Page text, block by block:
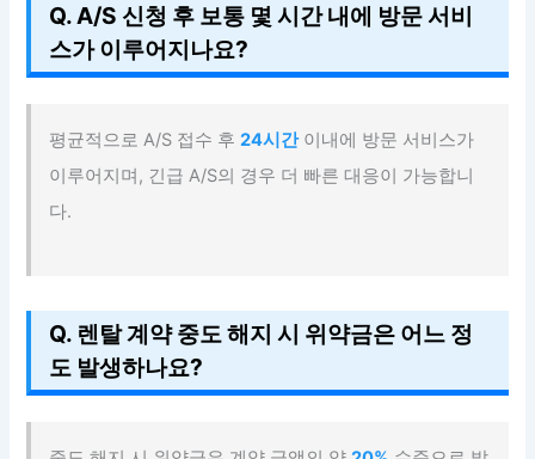
Q. A/S 신청 후 보통 몇 시간 내에 방문 서비
스가 이루어지나요?
평균적으로 A/S 접수 후24시간이내에 방문 서비스가
이루어지며, 긴급 A/S의 경우 더 빠른 대응이 가능합니
다.
Q. 렌탈 계약 중도 해지 시 위약금은 어느 정
도 발생하나요?